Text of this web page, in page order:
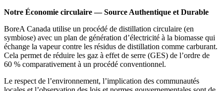
Notre Économie circulaire — Source Authentique et Durable
BoreA Canada utilise un procédé de distillation circulaire (en
symbiose) avec un plan de génération d’électricité à la biomasse qui
échange la vapeur contre les résidus de distillation comme carburant.
Cela permet de réduire les gaz à effet de serre (GES) de l’ordre de
60 % comparativement à un procédé conventionnel.
Le respect de l’environnement, l’implication des communautés